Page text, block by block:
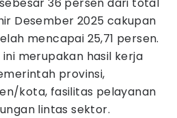
Desember 2025 cakupan
mencapai 25,71 persen.
merupakan hasil kerja
provinsi,
kota, fasilitas pelayanan
lintas sektor.